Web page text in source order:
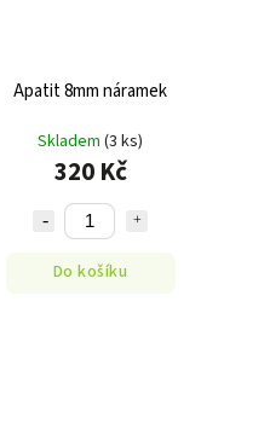
Apatit 8mm náramek
Skladem(3 ks)
320 Kč
Do košíku